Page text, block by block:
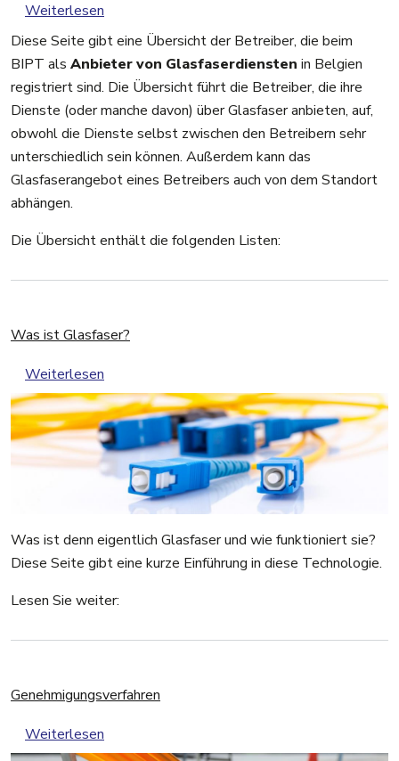
Weiterlesen
Diese Seite gibt eine Übersicht der Betreiber, die beim
BIPT als Anbieter von Glasfaserdiensten in Belgien
registriert sind. Die Übersicht führt die Betreiber, die ihre
Dienste (oder manche davon) über Glasfaser anbieten, auf,
obwohl die Dienste selbst zwischen den Betreibern sehr
unterschiedlich sein können. Außerdem kann das
Glasfaserangebot eines Betreibers auch von dem Standort
abhängen.
Die Übersicht enthält die folgenden Listen:
Was ist Glasfaser?
Weiterlesen
Was ist denn eigentlich Glasfaser und wie funktioniert sie?
Diese Seite gibt eine kurze Einführung in diese Technologie.
Lesen Sie weiter:
Genehmigungsverfahren
Weiterlesen